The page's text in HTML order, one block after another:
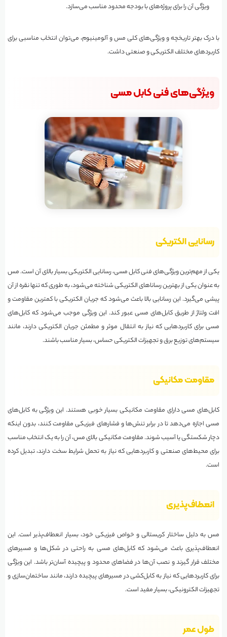
ویژگی آن را برای پروژه‌های با بودجه محدود مناسب می‌سازد.
با درک بهتر تاریخچه و ویژگی‌های کلی مس و آلومینیوم، می‌توان انتخاب مناسبی برای
کاربردهای مختلف الکتریکی و صنعتی داشت.
ویژگی‌های فنی کابل مسی
رسانایی الکتریکی
یکی از مهم‌ترین ویژگی‌های فنی کابل مسی، رسانایی الکتریکی بسیار بالای آن است. مس
به عنوان یکی از بهترین رساناهای الکتریکی شناخته می‌شود، به طوری که تنها نقره از آن
پیشی می‌گیرد. این رسانایی بالا باعث می‌شود که جریان الکتریکی با کمترین مقاومت و
افت ولتاژ از طریق کابل‌های مسی عبور کند. این ویژگی موجب می‌شود که کابل‌های
مسی برای کاربردهایی که نیاز به انتقال موثر و مطمئن جریان الکتریکی دارند، مانند
سیستم‌های توزیع برق و تجهیزات الکتریکی حساس، بسیار مناسب باشند.
مقاومت مکانیکی
کابل‌های مسی دارای مقاومت مکانیکی بسیار خوبی هستند. این ویژگی به کابل‌های
مسی اجازه می‌دهد تا در برابر تنش‌ها و فشارهای فیزیکی مقاومت کنند، بدون اینکه
دچار شکستگی یا آسیب شوند. مقاومت مکانیکی بالای مس، آن را به یک انتخاب مناسب
برای محیط‌های صنعتی و کاربردهایی که نیاز به تحمل شرایط سخت دارند، تبدیل کرده
است.
انعطاف‌پذیری
مس به دلیل ساختار کریستالی و خواص فیزیکی خود، بسیار انعطاف‌پذیر است. این
انعطاف‌پذیری باعث می‌شود که کابل‌های مسی به راحتی در شکل‌ها و مسیرهای
مختلف قرار گیرند و نصب آن‌ها در فضاهای محدود و پیچیده آسان‌تر باشد. این ویژگی
برای کاربردهایی که نیاز به کابل‌کشی در مسیرهای پیچیده دارند، مانند ساختمان‌سازی و
تجهیزات الکترونیکی، بسیار مفید است.
طول عمر